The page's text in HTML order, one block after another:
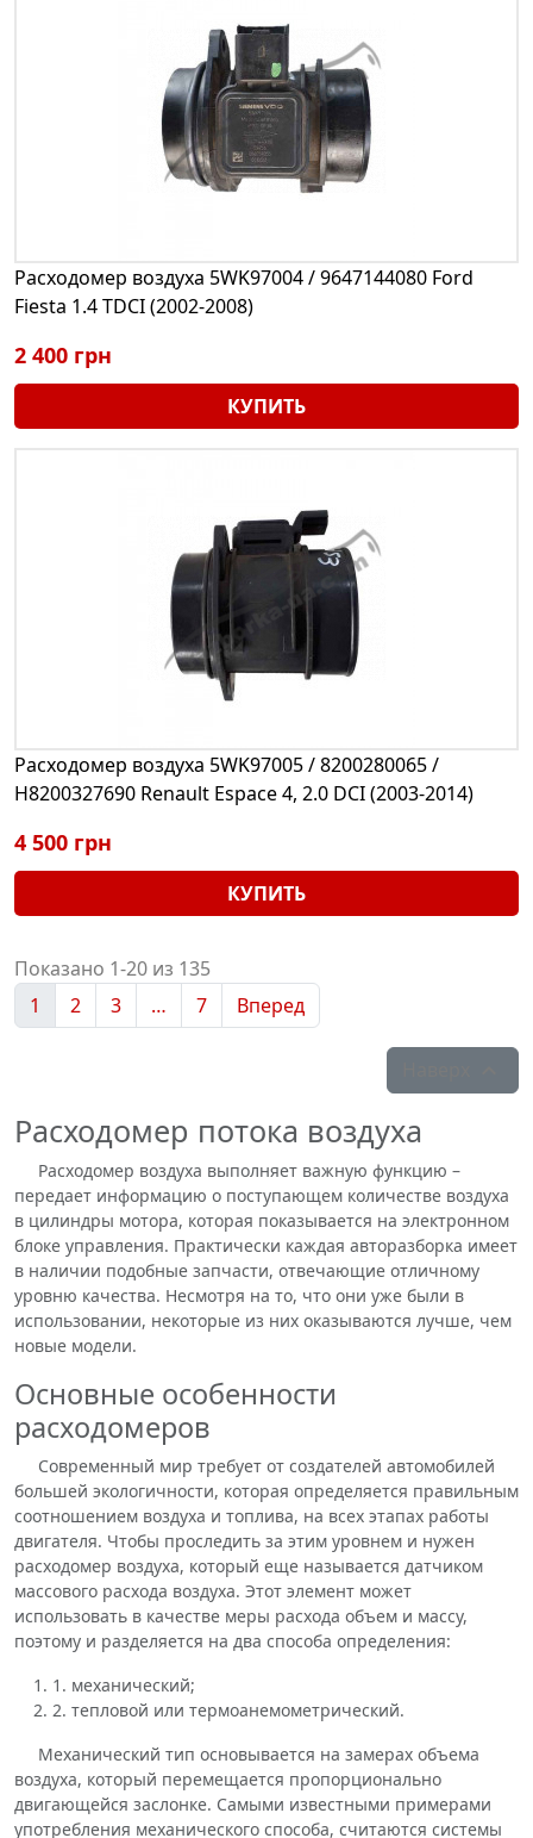
Расходомер воздуха 5WK97004 / 9647144080 Ford
Fiesta 1.4 TDCI (2002-2008)
2 400 грн
КУПИТЬ
Расходомер воздуха 5WK97005 / 8200280065 /
H8200327690 Renault Espace 4, 2.0 DCI (2003-2014)
4 500 грн
КУПИТЬ
Показано 1-20 из 135
1
2 3 … 7 Вперед
Расходомер потока воздуха
Расходомер воздуха выполняет важную функцию –
передает информацию о поступающем количестве воздуха
в цилиндры мотора, которая показывается на электронном
блоке управления. Практически каждая авторазборка имеет
в наличии подобные запчасти, отвечающие отличному
уровню качества. Несмотря на то, что они уже были в
использовании, некоторые из них оказываются лучше, чем
новые модели.
Основные особенности
расходомеров
Современный мир требует от создателей автомобилей
большей экологичности, которая определяется правильным
соотношением воздуха и топлива, на всех этапах работы
двигателя. Чтобы проследить за этим уровнем и нужен
расходомер воздуха, который еще называется датчиком
массового расхода воздуха. Этот элемент может
использовать в качестве меры расхода объем и массу,
поэтому и разделяется на два способа определения:
1. механический;
2. тепловой или термоанемометрический.
Механический тип основывается на замерах объема
воздуха, который перемещается пропорционально
двигающейся заслонке. Самыми известными примерами
употребления механического способа, считаются системы